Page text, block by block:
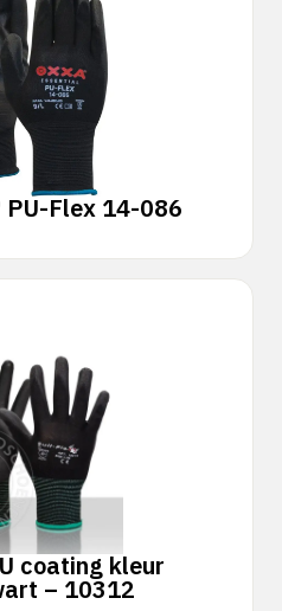
PU-Flex 14-086
coating kleur
– 10312